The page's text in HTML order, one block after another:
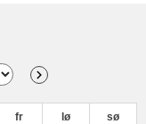
fr lø sø